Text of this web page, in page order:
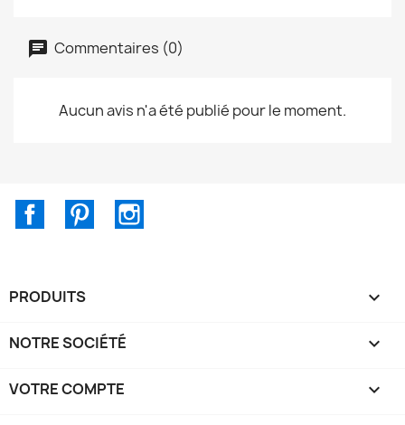
Commentaires (0)
Aucun avis n'a été publié pour le moment.
FacebookPinterest
PRODUITS 
NOTRE SOCIÉTÉ 
VOTRE COMPTE 